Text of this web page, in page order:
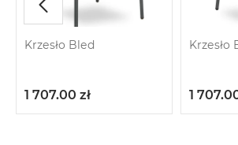
Krzesło Bled
1 707.00 zł
Krzesło
1